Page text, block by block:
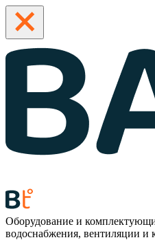
Оборудование и
водоснабжения, вентиляции и